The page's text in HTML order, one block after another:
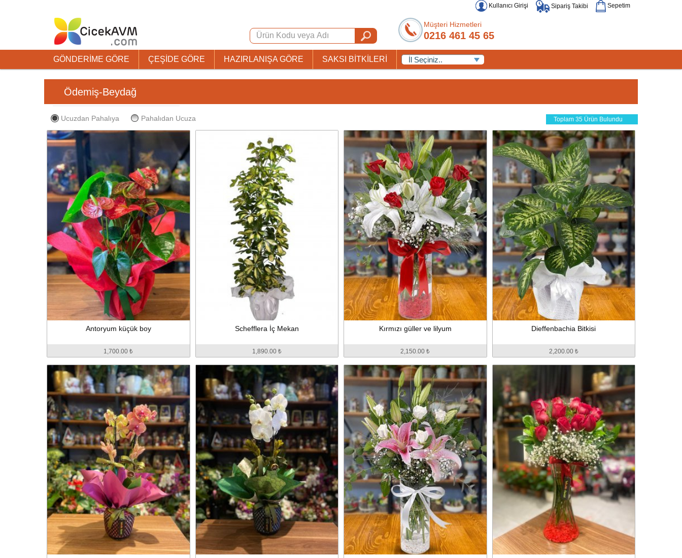
Kullanıcı Girişi Sipariş Takibi Sepetim
Müşteri Hizmetleri
0216 461 45 65
GÖNDERİME GÖRE ÇEŞİDE GÖRE HAZIRLANIŞA GÖRE SAKSI BİTKİLERİ
Ödemiş-Beydağ
Ucuzdan Pahalıya Pahalıdan Ucuza Toplam 35 Ürün Bulundu
Antoryum küçük boy
1,700.00 ₺
Schefflera İç Mekan
1,890.00 ₺
Kırmızı güller ve lilyum
2,150.00 ₺
Dieffenbachia Bitkisi
2,200.00 ₺